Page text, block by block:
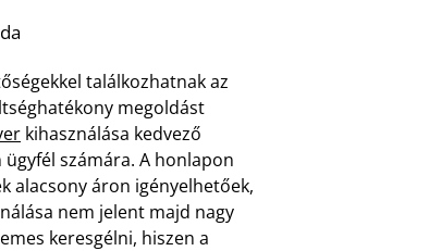
találkozhatnak az
megoldást
kihasználása kedvező
számára. A honlapon
alacsony áron igényelhetőek,
nem jelent majd nagy
keresgélni, hiszen a